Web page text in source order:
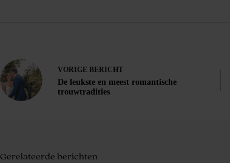
VORIGE BERICHT
De leukste en meest romantische
trouwtradities
Gerelateerde berichten